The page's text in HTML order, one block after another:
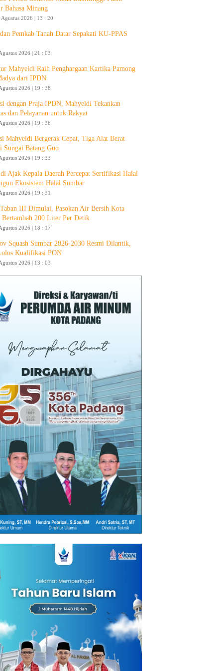
Bahasa Minang
2026 | 13 : 20
Pemkab Tanah Datar Sepakati KU-PPAS
2026 | 21 : 03
Mahyeldi Raih Penghargaan Kartika Pamong
dari IPDN
2026 | 19 : 38
dengan Praja IPDN, Mahyeldi Tekankan
dan Pelayanan untuk Rakyat
2026 | 19 : 36
Mahyeldi Bergerak Cepat, Tiga Alat Berat
Sungai Batang Guo
2026 | 19 : 33
Ajak Kepala Daerah Percepat Sertifikasi Halal
Ekosistem Halal Sumbar
2026 | 19 : 31
III Dimulai, Pasokan Air Bersih Kota
Bertambah 200 Liter Per Detik
2026 | 18 : 17
Squash Sumbar 2026-2030 Resmi Dilantik,
Kualifikasi PON
2026 | 13 : 03